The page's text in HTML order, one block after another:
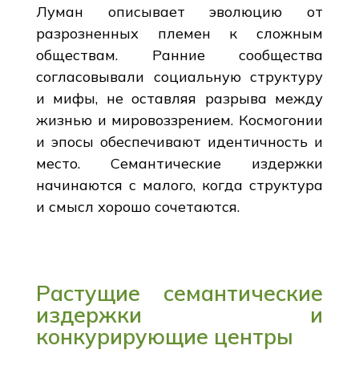
Луман описывает эволюцию от
разрозненных племен к сложным
обществам. Ранние сообщества
согласовывали социальную структуру
и мифы, не оставляя разрыва между
жизнью и мировоззрением. Космогонии
и эпосы обеспечивают идентичность и
место. Семантические издержки
начинаются с малого, когда структура
и смысл хорошо сочетаются.
Растущие семантические
издержки и
конкурирующие центры